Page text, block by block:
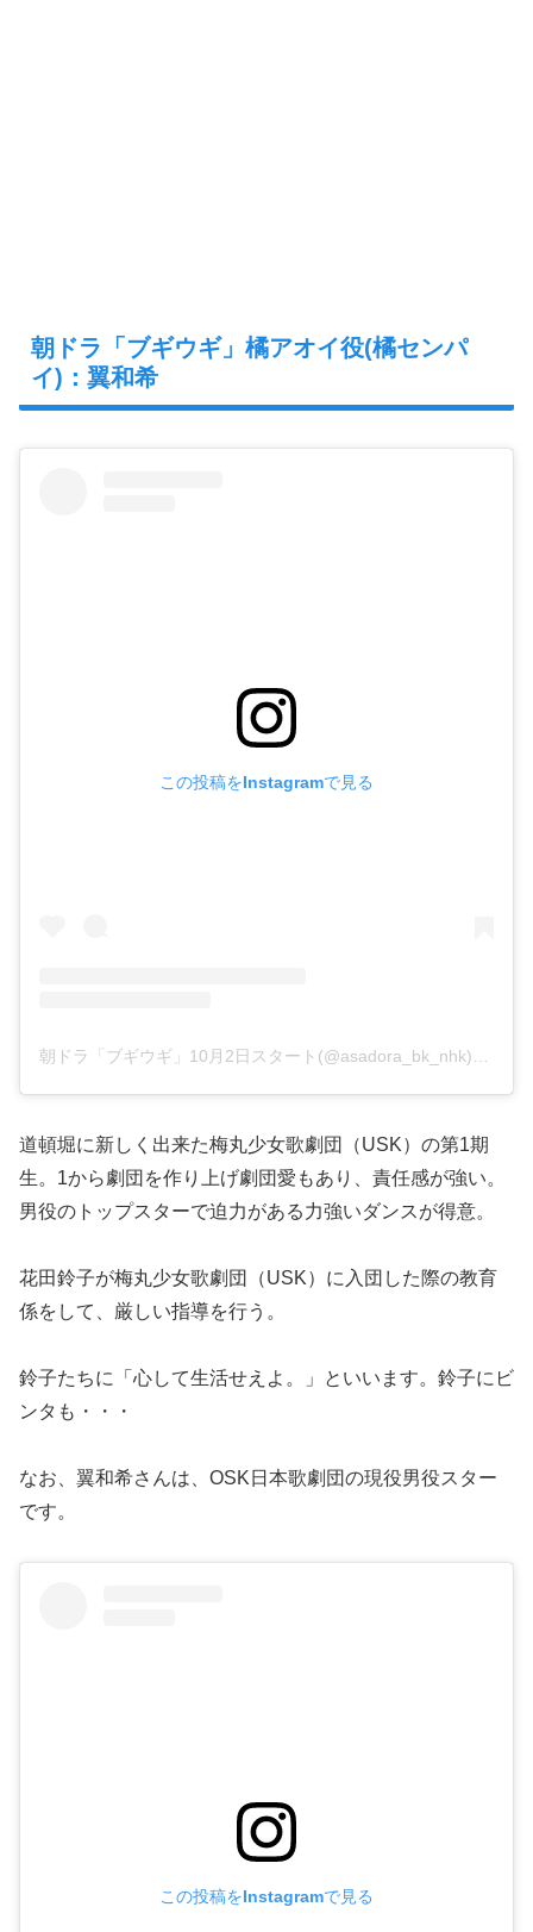
朝ドラ「ブギウギ」橘アオイ役(橘センパ
イ)：翼和希
この投稿をInstagramで見る
道頓堀に新しく出来た梅丸少女歌劇団（USK）の第1期
生。1から劇団を作り上げ劇団愛もあり、責任感が強い。
男役のトップスターで迫力がある力強いダンスが得意。
花田鈴子が梅丸少女歌劇団（USK）に入団した際の教育
係をして、厳しい指導を行う。
鈴子たちに「心して生活せえよ。」といいます。鈴子にビ
ンタも・・・
なお、翼和希さんは、OSK日本歌劇団の現役男役スター
です。
この投稿をInstagramで見る